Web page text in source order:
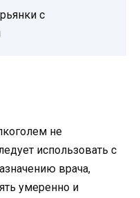
с
не
использовать с
врача,
умеренно и